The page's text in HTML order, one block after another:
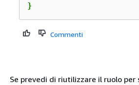
}
Commenti
Se prevedi di riutilizzare il ruolo per